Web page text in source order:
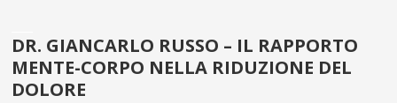
DR. GIANCARLO RUSSO – IL RAPPORTO
MENTE-CORPO NELLA RIDUZIONE DEL
DOLORE